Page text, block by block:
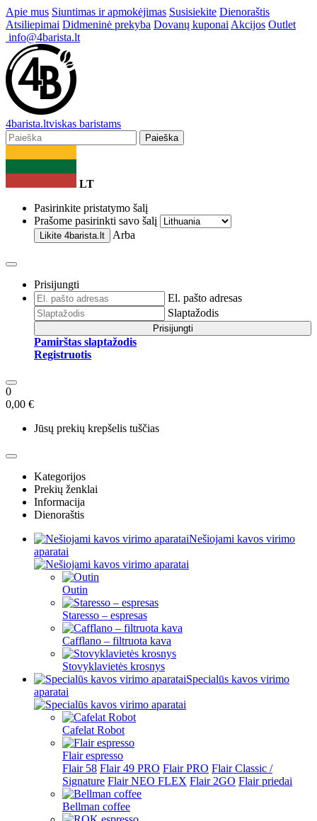
Apie mus Siuntimas ir apmokėjimas Susisiekite Dienoraštis
Atsiliepimai Didmeninė prekyba Dovanų kuponai Akcijos Outlet
info@4barista.lt
4barista.ltviskas baristams
Paieška
LT
Pasirinkite pristatymo šalį
Prašome pasirinkti savo šalį
Likite 4barista.lt Arba
Prisijungti
El. pašto adresas
Slaptažodis
Prisijungti
Pamirštas slaptažodis
Registruotis
0
0,00 €
Jūsų prekių krepšelis tuščias
Kategorijos
Prekių ženklai
Informacija
Dienoraštis
Nešiojami kavos virimo
aparatai
Outin
Staresso – espresas
Cafflano – filtruota kava
Stovyklavietės krosnys
Specialūs kavos virimo
aparatai
Cafelat Robot
Flair espresso
Flair 58 Flair 49 PRO Flair PRO Flair Classic /
Signature Flair NEO FLEX Flair 2GO Flair priedai
Bellman coffee